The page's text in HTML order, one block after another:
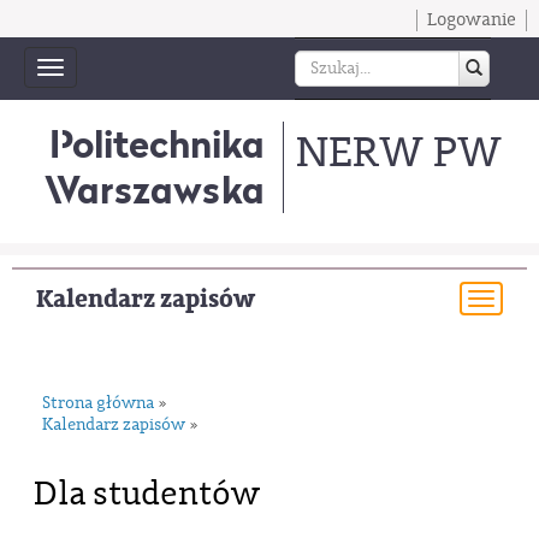
Logowanie
Toggle
navigation
Politechnika
Warszawska
NERW PW
Kalendarz zapisów
Strona główna »
Kalendarz zapisów »
Dla studentów